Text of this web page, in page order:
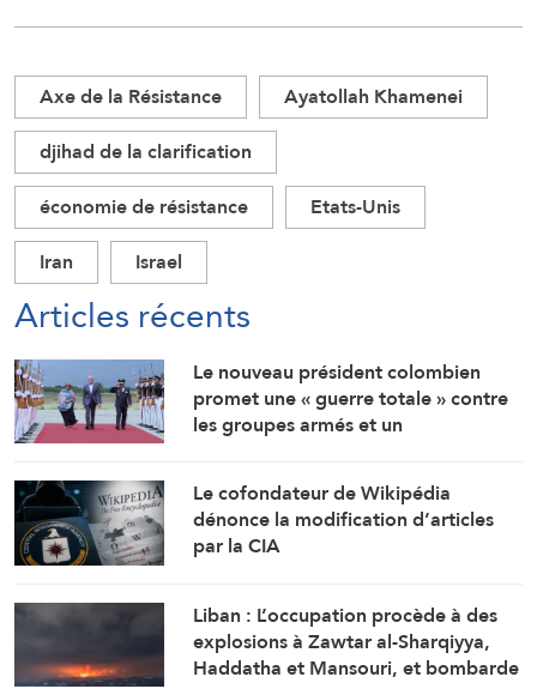
Axe de la Résistance
Ayatollah Khamenei
djihad de la clarification
économie de résistance
Etats-Unis
Iran
Israel
Articles récents
Le nouveau président colombien
promet une « guerre totale » contre
les groupes armés et un
Washington
Le cofondateur de Wikipédia
dénonce la modification d’articles
par la CIA
Liban : L’occupation procède à des
explosions à Zawtar al-Sharqiyya,
Haddatha et Mansouri, et bombarde